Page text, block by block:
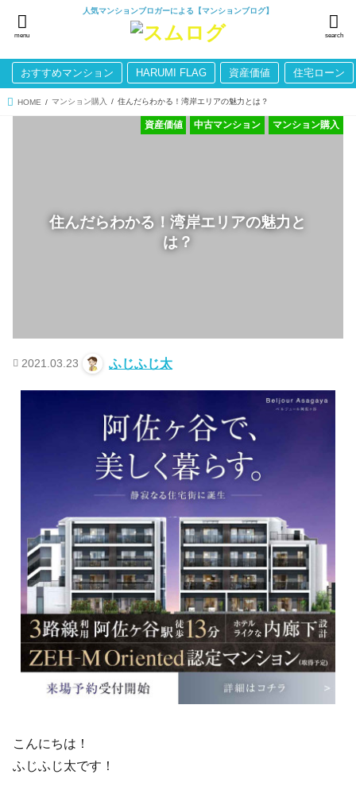
人気マンションブロガーによる【マンションブログ】
search
menu
おすすめマンション HARUMI FLAG 資産価値 住宅ローン
HOME マンション購入 住んだらわかる！湾岸エリアの魅力とは？
住んだらわかる！湾岸エリアの魅力と
は？
マンション購入
中古マンション
資産価値
2021.03.23 ふじふじ太
こんにちは！
ふじふじ太です！